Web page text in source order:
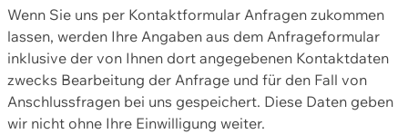
Wenn Sie uns per Kontaktformular Anfragen zukommen
lassen, werden Ihre Angaben aus dem Anfrageformular
inklusive der von Ihnen dort angegebenen Kontaktdaten
zwecks Bearbeitung der Anfrage und für den Fall von
Anschlussfragen bei uns gespeichert. Diese Daten geben
wir nicht ohne Ihre Einwilligung weiter.